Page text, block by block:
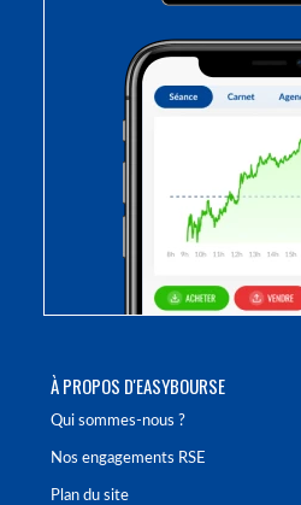
À PROPOS D'EASYBOURSE
Qui sommes-nous ?
Nos engagements RSE
Plan du site